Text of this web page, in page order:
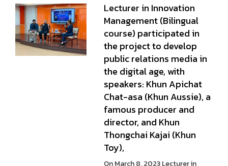
Lecturer in Innovation
Management (Bilingual
course) participated in
the project to develop
public relations media in
the digital age, with
speakers: Khun Apichat
Chat-asa (Khun Aussie), a
famous producer and
director, and Khun
Thongchai Kajai (Khun
Toy),
On March 8, 2023 Lecturer in